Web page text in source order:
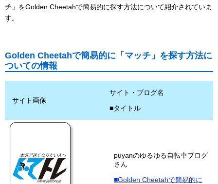
チ」をGolden Cheetahで簡易的に探す方法について紹介されていま
す。
Golden Cheetahで簡易的に「マッチ」を探す方法に
ついての情報
サイト画像
サイト・ブログ名
■タイトル
puyanのゆるゆる自転車ブログ
さん
■Golden Cheetahで簡易的に